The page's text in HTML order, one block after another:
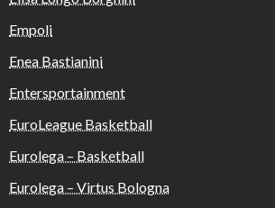
Empoli
Enea Bastianini
Entersportainment
EuroLeague Basketball
Eurolega – Basketball
Eurolega – Virtus Bologna